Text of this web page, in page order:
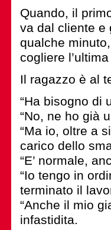
Quando, il
va dal cliente e
qualche
cogliere
Il ragazzo è al
“Ha bisogno di
“No, ne ho già
“Ma io, oltre a
carico dello
“E’ normale,
“Io tengo in
terminato il
“Anche il mio
infastidita.